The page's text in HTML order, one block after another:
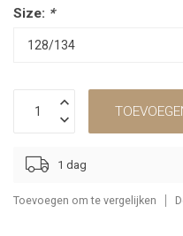
Size: *
1 dag
Toevoegen om te vergelijken